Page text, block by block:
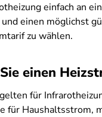
einfach an
einen möglichst
zu wählen.
einen
für
für Haushaltsstrom,